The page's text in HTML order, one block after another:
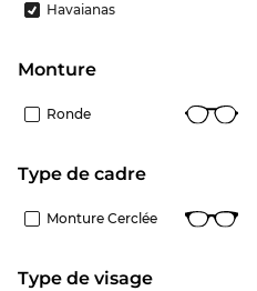
Havaianas
Monture
Ronde
Type de cadre
Monture Cerclée
Type de visage